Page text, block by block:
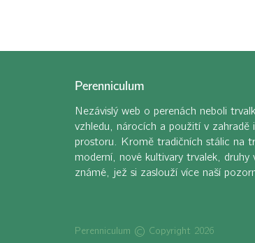
Perenniculum
Nezávislý web o perenách neboli
vzhledu, nárocích a použití v zahradě
prostoru. Kromě tradičních stálic na
moderní, nové kultivary trvalek, druhy
známé, jež si zaslouží více naší
Perenniculum © Copyright 2026